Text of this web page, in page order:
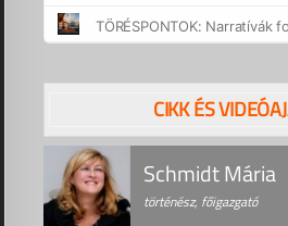
CIKK ÉS
Schmidt Mária
történész, főigazgató